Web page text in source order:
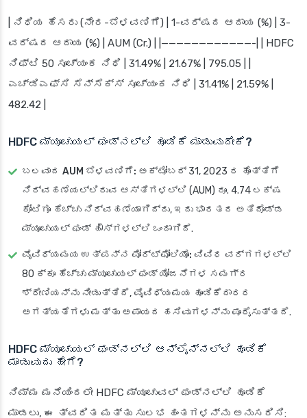
| ನಿಧಿಯ ಹೆಸರು (ನೇರ-ಬೆಳವಣಿಗೆ) | 1-ವರ್ಷದ ಆದಾಯ (%) | 3-
ವರ್ಷದ ಆದಾಯ (%) | AUM (Cr.) | |————————————-| | HDFC
ನಿಫ್ಟಿ 50 ಸೂಚ್ಯಂಕ ನಿಧಿ | 31.49% | 21.67% | 795.05 | |
ಎಚ್‌ಡಿಎಫ್‌ಸಿ ಸೆನ್ಸೆಕ್ಸ್ ಸೂಚ್ಯಂಕ ನಿಧಿ | 31.41% | 21.59% |
482.42 |
HDFC ಮ್ಯೂಚುಯಲ್ ಫಂಡ್‌ನಲ್ಲಿ ಹೂಡಿಕೆ ಮಾಡುವುದೇಕೆ?
ಬಲವಾದ AUM ಬೆಳವಣಿಗೆ: ಅಕ್ಟೋಬರ್ 31, 2023 ರ ಹೊತ್ತಿಗೆ
ನಿರ್ವಹಣೆಯಲ್ಲಿರುವ ಆಸ್ತಿಗಳಲ್ಲಿ (AUM) ರೂ. 4.74 ಲಕ್ಷ
ಕೋಟಿಗೂ ಹೆಚ್ಚು ನಿರ್ವಹಣೆಯಾಗಿದ್ದು, ಇದು ಭಾರತದ ಅತಿದೊಡ್ಡ
ಮ್ಯೂಚುಯಲ್ ಫಂಡ್ ಹೌಸ್‌ಗಳಲ್ಲಿ ಒಂದಾಗಿದೆ.
ವೈವಿಧ್ಯಮಯ ಉತ್ಪನ್ನ ಪೋರ್ಟ್‌ಫೋಲಿಯೊ: ವಿವಿಧ ವರ್ಗಗಳಲ್ಲಿ
80 ಕ್ಕೂ ಹೆಚ್ಚು ಮ್ಯೂಚುಯಲ್ ಫಂಡ್ ಯೋಜನೆಗಳ ಸಮಗ್ರ
ಶ್ರೇಣಿಯನ್ನು ನೀಡುತ್ತಿದೆ, ವೈವಿಧ್ಯಮಯ ಹೂಡಿಕೆದಾರರ
ಅಗತ್ಯತೆಗಳು ಮತ್ತು ಅಪಾಯದ ಹಸಿವುಗಳನ್ನು ಪೂರೈಸುತ್ತದೆ.
HDFC ಮ್ಯೂಚುಯಲ್ ಫಂಡ್‌ನಲ್ಲಿ ಆನ್‌ಲೈನ್‌ನಲ್ಲಿ ಹೂಡಿಕೆ
ಮಾಡುವುದು ಹೇಗೆ?
ನಿಮ್ಮ ಮನೆಯಿಂದಲೇ HDFC ಮ್ಯೂಚುವಲ್ ಫಂಡ್‌ನಲ್ಲಿ ಹೂಡಿಕೆ
ಮಾಡಲು, ಈ ತ್ವರಿತ ಮತ್ತು ಸುಲಭ ಹಂತಗಳನ್ನು ಅನುಸರಿಸಿ: